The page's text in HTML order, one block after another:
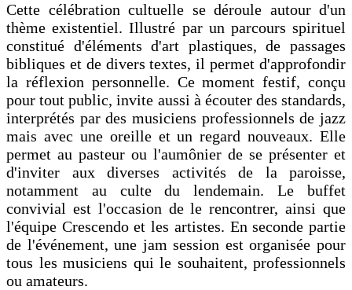
Cette célébration cultuelle se déroule autour d'un
thème existentiel. Illustré par un parcours spirituel
constitué d'éléments d'art plastiques, de passages
bibliques et de divers textes, il permet d'approfondir
la réflexion personnelle. Ce moment festif, conçu
pour tout public, invite aussi à écouter des standards,
interprétés par des musiciens professionnels de jazz
mais avec une oreille et un regard nouveaux. Elle
permet au pasteur ou l'aumônier de se présenter et
d'inviter aux diverses activités de la paroisse,
notamment au culte du lendemain. Le buffet
convivial est l'occasion de le rencontrer, ainsi que
l'équipe Crescendo et les artistes. En seconde partie
de l'événement, une jam session est organisée pour
tous les musiciens qui le souhaitent, professionnels
ou amateurs.